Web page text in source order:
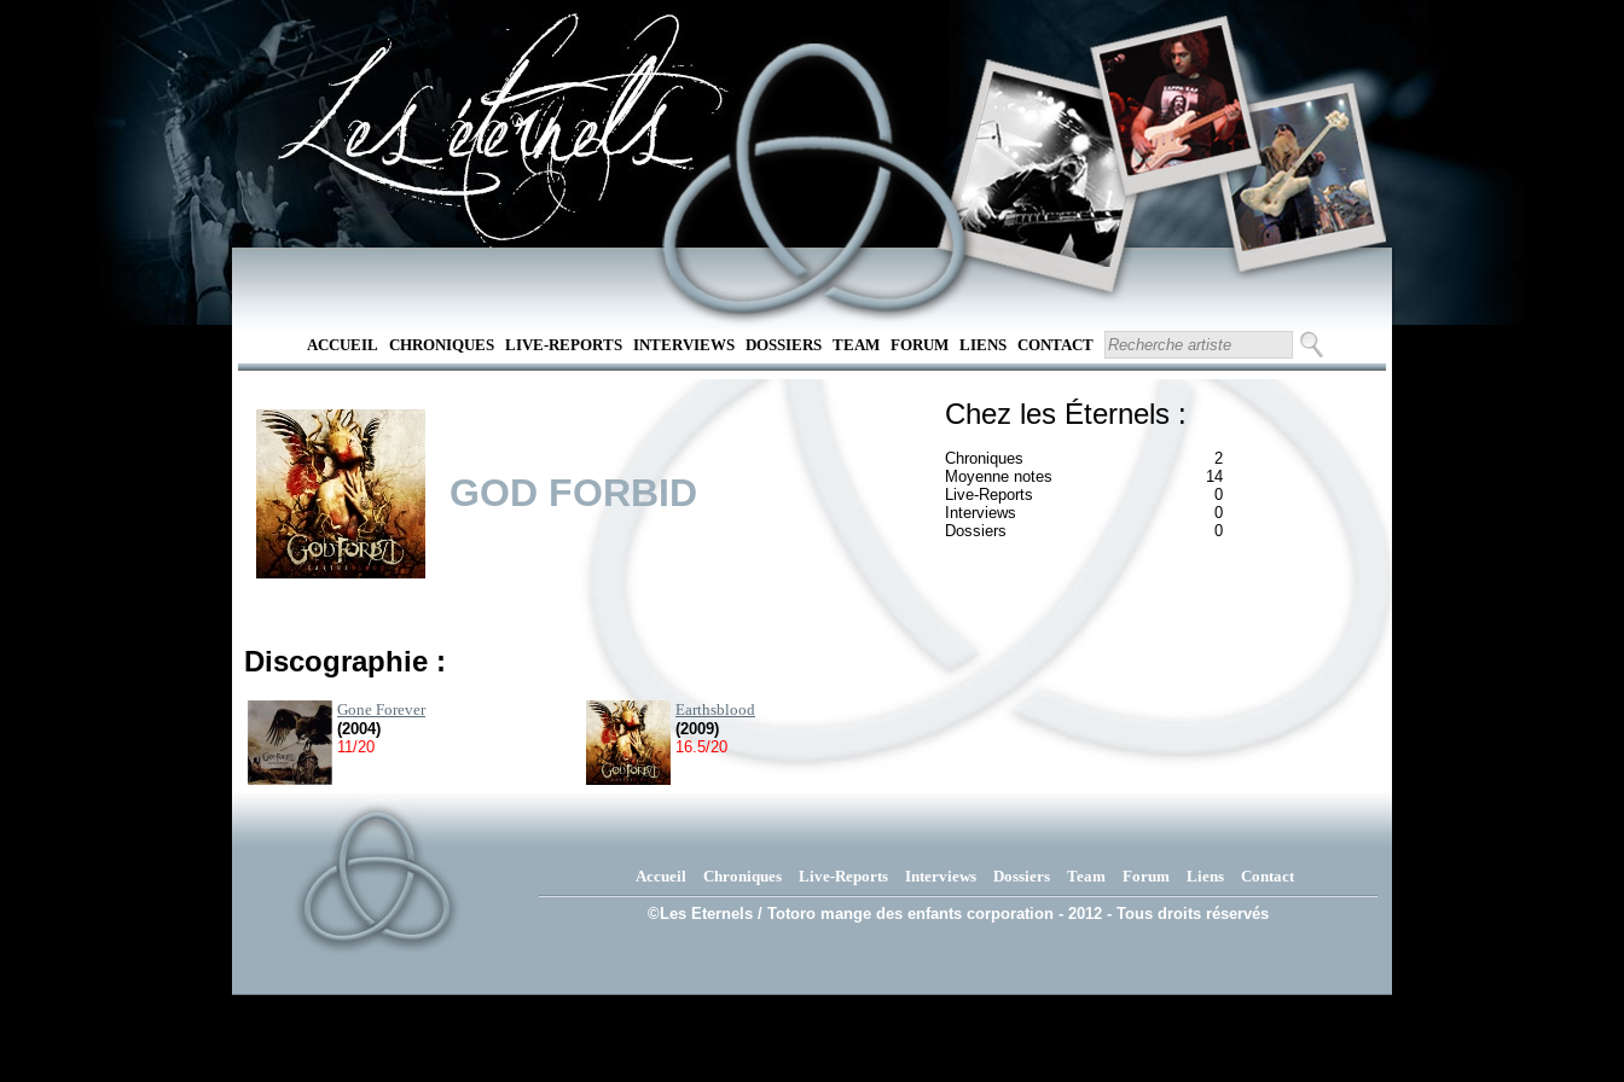
ACCUEIL CHRONIQUES LIVE-REPORTS INTERVIEWS DOSSIERS TEAM FORUM LIENS CONTACT
GOD FORBID
Chez les Éternels :
Chroniques
2
Moyenne notes
14
Live-Reports
0
Interviews
0
Dossiers
0
Discographie :
Gone Forever
(2004)
11/20
Earthsblood
(2009)
16.5/20
Accueil Chroniques Live-Reports Interviews Dossiers Team Forum Liens Contact
©Les Eternels / Totoro mange des enfants corporation - 2012 - Tous droits réservés